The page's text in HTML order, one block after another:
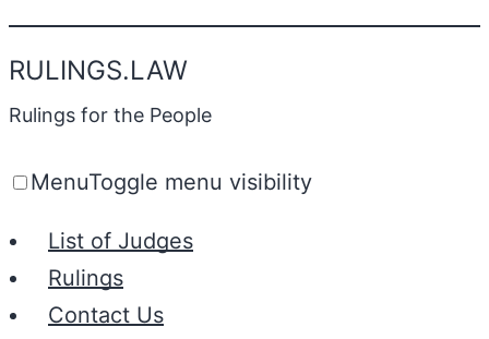
RULINGS.LAW
Rulings for the People
MenuToggle menu visibility
List of Judges
Rulings
Contact Us